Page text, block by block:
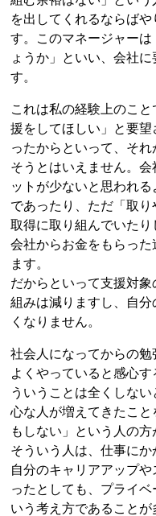
を出してくれるならば
す。このマネージャー
ょうか」といい、会社
す。
これは私の経験上のこ
援をしてほしい」と要
ったからといって、そ
そうとはいえません。
ットが少ないと思われ
であったり、ただ「取
取得に取り組んでいた
会社からお金をもらっ
ます。
だからといって支援対
組みは減りますし、自
くなりません。
社会人になってからの
よくやっていると感心
ういうことは全くしな
心な人が増えてきたこ
もしない」という人の方
そういう人は、仕事に
自分のキャリアアップ
ったとしても、プライ
いう考え方であることが